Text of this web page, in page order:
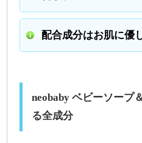
配合成分はお肌に優
neobaby ベビーソープ
る全成分